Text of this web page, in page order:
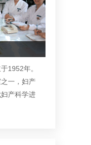
1952年。
一， 妇产
妇产科学进